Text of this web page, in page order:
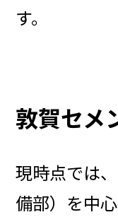
す。
敦賀セメ
現時点では
備部）を中